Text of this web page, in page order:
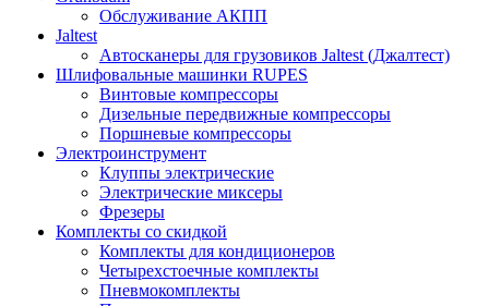
Обслуживание АКПП
Jaltest
Автосканеры для грузовиков Jaltest (Джалтест)
Шлифовальные машинки RUPES
Винтовые компрессоры
Дизельные передвижные компрессоры
Поршневые компрессоры
Электроинструмент
Клуппы электрические
Электрические миксеры
Фрезеры
Комплекты со скидкой
Комплекты для кондиционеров
Четырехстоечные комплекты
Пневмокомплекты